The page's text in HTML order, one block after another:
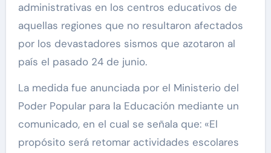
administrativas en los centros educativos de
aquellas regiones que no resultaron afectados
por los devastadores sismos que azotaron al
país el pasado 24 de junio.
La medida fue anunciada por el Ministerio del
Poder Popular para la Educación mediante un
comunicado, en el cual se señala que: «El
propósito será retomar actividades escolares